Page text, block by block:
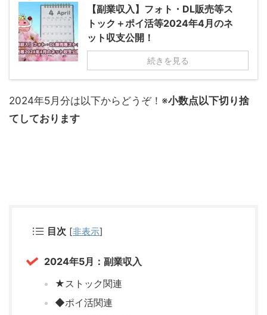
【副業収入】フォト・DL販売等ス
トック＋ポイ活等2024年4月のネ
ット収支公開！
続きを見る
2024年5月分は以下からどうぞ！※小数点以下切り捨
てしております
目次 [非表示]
2024年5月：副業収入
★ストック関連
◆ポイ活関連